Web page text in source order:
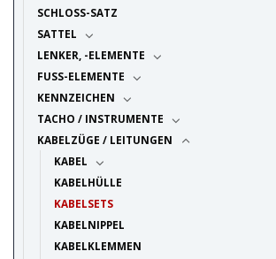
SCHLOSS-SATZ
SATTEL
LENKER, -ELEMENTE
FUSS-ELEMENTE
KENNZEICHEN
TACHO / INSTRUMENTE
KABELZÜGE / LEITUNGEN
KABEL
KABELHÜLLE
KABELSETS
KABELNIPPEL
KABELKLEMMEN